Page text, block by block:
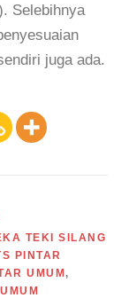
Selebihnya
juga ada.
TEKI SILANG
PINTAR
UMUM ,